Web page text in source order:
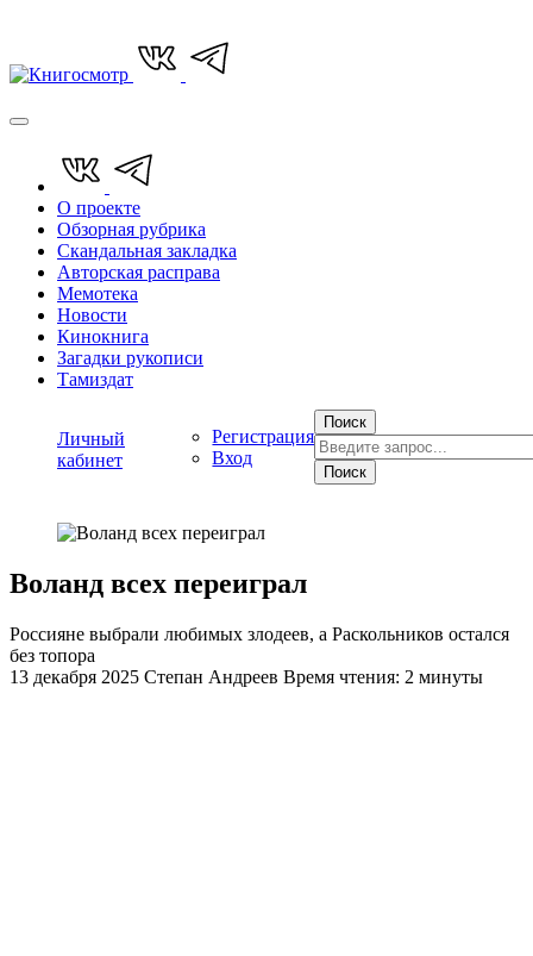
О проекте
Обзорная рубрика
Скандальная закладка
Авторская расправа
Мемотека
Новости
Кинокнига
Загадки рукописи
Тамиздат
Личный
кабинет
Регистрация
Вход
Поиск
Поиск
Воланд всех переиграл
Россияне выбрали любимых злодеев, а Раскольников остался
без топора
13 декабря 2025 Степан Андреев Время чтения: 2 минуты